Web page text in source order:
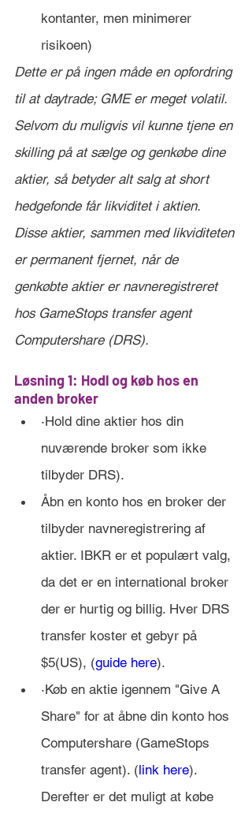
kontanter, men minimerer
risikoen)
Dette er på ingen måde en opfordring
til at daytrade; GME er meget volatil.
Selvom du muligvis vil kunne tjene en
skilling på at sælge og genkøbe dine
aktier, så betyder alt salg at short
hedgefonde får likviditet i aktien.
Disse aktier, sammen med likviditeten
er permanent fjernet, når de
genkøbte aktier er navneregistreret
hos GameStops transfer agent
Computershare (DRS).
Løsning 1: Hodl og køb hos en
anden broker
·Hold dine aktier hos din
nuværende broker som ikke
tilbyder DRS).
Åbn en konto hos en broker der
tilbyder navneregistrering af
aktier. IBKR er et populært valg,
da det er en international broker
der er hurtig og billig. Hver DRS
transfer koster et gebyr på
$5(US), (guide here).
·Køb en aktie igennem "Give A
Share" for at åbne din konto hos
Computershare (GameStops
transfer agent). (link here).
Derefter er det muligt at købe